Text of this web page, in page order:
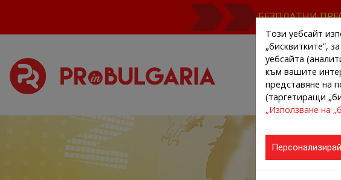
БЕЗПЛАТНИ
Този уебсайт
„бисквитките”,
уебсайта
към вашите
представяне на
(таргетиращи
„Използване на